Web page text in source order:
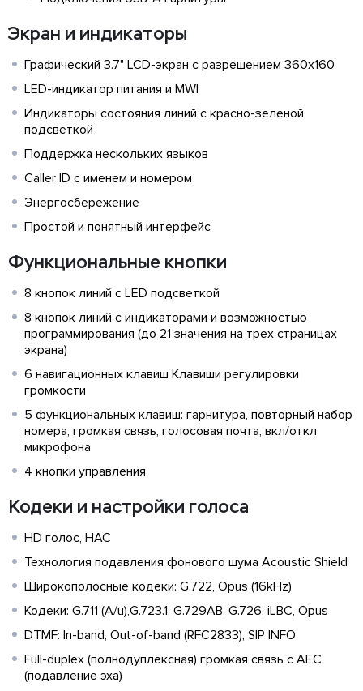
Экран и индикаторы
Графический 3.7" LCD-экран с разрешением 360х160
LED-индикатор питания и MWI
Индикаторы состояния линий с красно-зеленой
подсветкой
Поддержка нескольких языков
Caller ID с именем и номером
Энергосбережение
Простой и понятный интерфейс
Функциональные кнопки
8 кнопок линий с LED подсветкой
8 кнопок линий с индикаторами и возможностью
программирования (до 21 значения на трех страницах
экрана)
6 навигационных клавиш Клавиши регулировки
громкости
5 функциональных клавиш: гарнитура, повторный набор
номера, громкая связь, голосовая почта, вкл/откл
микрофона
4 кнопки управления
Кодеки и настройки голоса
HD голос, HAC
Технология подавления фонового шума Acoustic Shield
Широкополосные кодеки: G.722, Opus (16kHz)
Кодеки: G.711 (A/u),G.723.1, G.729AB, G.726, iLBC, Opus
DTMF: In-band, Out-of-band (RFC2833), SIP INFO
Full-duplex (полнодуплексная) громкая связь с AEC
(подавление эха)